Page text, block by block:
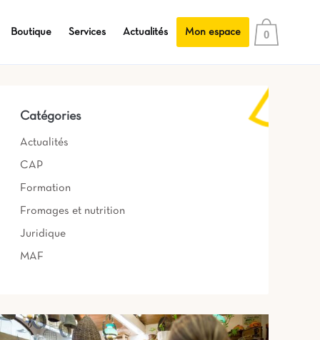
0
Boutique Services Actualités Mon espace
Catégories
Actualités
CAP
Formation
Fromages et nutrition
Juridique
MAF